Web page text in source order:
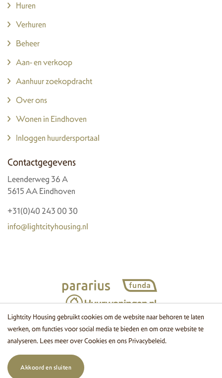
Lightcity Housing gebruikt cookies om de website naar behoren te laten
werken, om functies voor social media te bieden en om onze website te
analyseren. Lees meer overCookiesen ons Privacybeleid.
Akkoord en sluiten
Huren
Verhuren
Beheer
Aan- en verkoop
Aanhuur zoekopdracht
Over ons
Wonen in Eindhoven
Inloggen huurdersportaal
Contactgegevens
Leenderweg 36 A
5615 AA Eindhoven
+31(0)40 243 00 30
info@lightcityhousing.nl
© 2026 Lightcity Housing Cookies Disclaimer Privacy
Website
door OGonline